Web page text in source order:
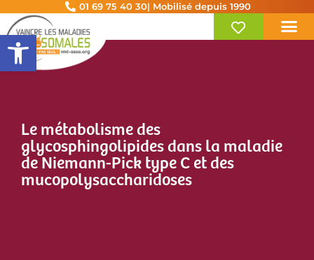
Ouvrir la barre d’outils
01 69 75 40 30| Mobilisé depuis 1990
Le métabolisme des
glycosphingolipides dans la maladie
de Niemann-Pick type C et des
mucopolysaccharidoses